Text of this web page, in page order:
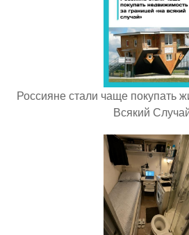
Россияне стали чаще покупать
Всякий